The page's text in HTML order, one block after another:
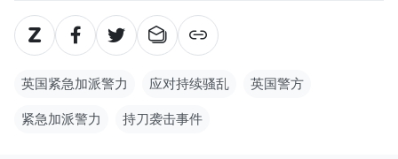
英国紧急加派警力 应对持续骚乱 英国警方
紧急加派警力 持刀袭击事件